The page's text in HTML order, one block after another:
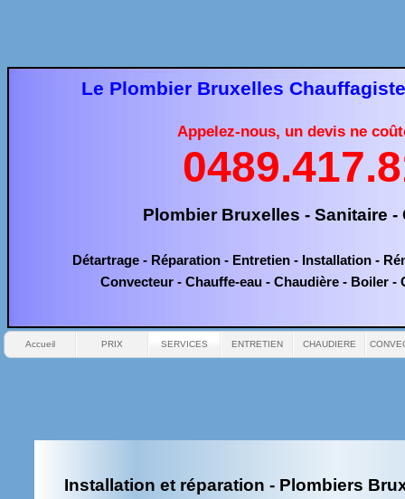
Accueil PRIX SERVICES ENTRETIEN CHAUDIERE
Le Plombier Bruxelles
Appelez-nous, un devis ne
Plombier Bruxelles -Sanitaire -
Détartrage - Réparation - Entretien - Installation -
Convecteur -Chauffe-eau -Chaudière -Boiler -
Installation et réparation - Plombiers